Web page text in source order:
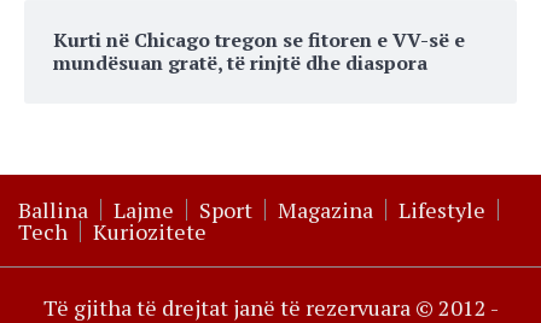
Kurti në Chicago tregon se fitoren e VV-së e
mundësuan gratë, të rinjtë dhe diaspora
Ballina Lajme Sport Magazina Lifestyle
Tech Kuriozitete
Të gjitha të drejtat janë të rezervuara © 2012 -